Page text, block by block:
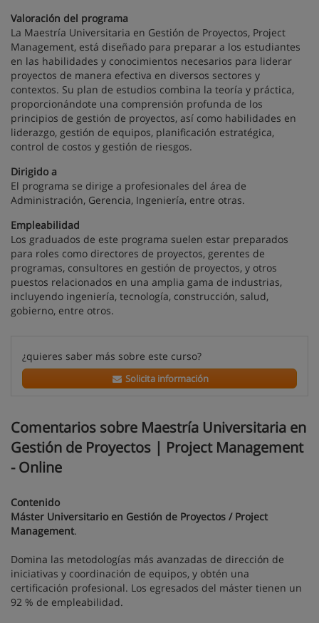
Valoración del programa
La Maestría Universitaria en Gestión de Proyectos, Project
Management, está diseñado para preparar a los estudiantes
en las habilidades y conocimientos necesarios para liderar
proyectos de manera efectiva en diversos sectores y
contextos. Su plan de estudios combina la teoría y práctica,
proporcionándote una comprensión profunda de los
principios de gestión de proyectos, así como habilidades en
liderazgo, gestión de equipos, planificación estratégica,
control de costos y gestión de riesgos.
Dirigido a
El programa se dirige a profesionales del área de
Administración, Gerencia, Ingeniería, entre otras.
Empleabilidad
Los graduados de este programa suelen estar preparados
para roles como directores de proyectos, gerentes de
programas, consultores en gestión de proyectos, y otros
puestos relacionados en una amplia gama de industrias,
incluyendo ingeniería, tecnología, construcción, salud,
gobierno, entre otros.
¿quieres saber más sobre este curso?
Solicita información
Comentarios sobre Maestría Universitaria en
Gestión de Proyectos | Project Management
- Online
Contenido
Máster Universitario en Gestión de Proyectos / Project
Management.
Domina las metodologías más avanzadas de dirección de
iniciativas y coordinación de equipos, y obtén una
certificación profesional. Los egresados del máster tienen un
92 % de empleabilidad.